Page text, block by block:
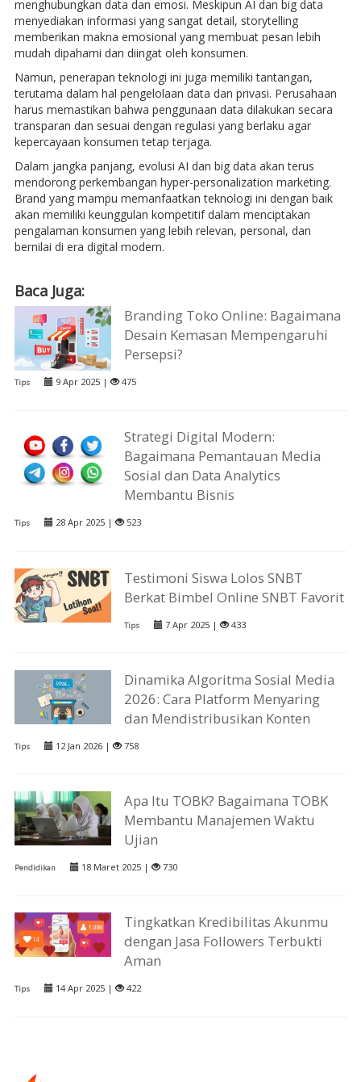
menghubungkan data dan emosi. Meskipun AI dan big data
menyediakan informasi yang sangat detail, storytelling
memberikan makna emosional yang membuat pesan lebih
mudah dipahami dan diingat oleh konsumen.
Namun, penerapan teknologi ini juga memiliki tantangan,
terutama dalam hal pengelolaan data dan privasi. Perusahaan
harus memastikan bahwa penggunaan data dilakukan secara
transparan dan sesuai dengan regulasi yang berlaku agar
kepercayaan konsumen tetap terjaga.
Dalam jangka panjang, evolusi AI dan big data akan terus
mendorong perkembangan hyper-personalization marketing.
Brand yang mampu memanfaatkan teknologi ini dengan baik
akan memiliki keunggulan kompetitif dalam menciptakan
pengalaman konsumen yang lebih relevan, personal, dan
bernilai di era digital modern.
Baca Juga:
Branding Toko Online: Bagaimana
Desain Kemasan Mempengaruhi
Persepsi?
Tips 9 Apr 2025 | 475
Strategi Digital Modern:
Bagaimana Pemantauan Media
Sosial dan Data Analytics
Membantu Bisnis
Tips 28 Apr 2025 | 523
Testimoni Siswa Lolos SNBT
Berkat Bimbel Online SNBT Favorit
Tips 7 Apr 2025 | 433
Dinamika Algoritma Sosial Media
2026: Cara Platform Menyaring
dan Mendistribusikan Konten
Tips 12 Jan 2026 | 758
Apa Itu TOBK? Bagaimana TOBK
Membantu Manajemen Waktu
Ujian
Pendidikan 18 Maret 2025 | 730
Tingkatkan Kredibilitas Akunmu
dengan Jasa Followers Terbukti
Aman
Tips 14 Apr 2025 | 422